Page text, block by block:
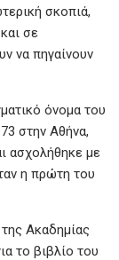
σκοπιά,
σε
να πηγαίνουν
όνομα του
στην Αθήνα,
ασχολήθηκε με
η πρώτη του
Ακαδημίας
το βιβλίο του